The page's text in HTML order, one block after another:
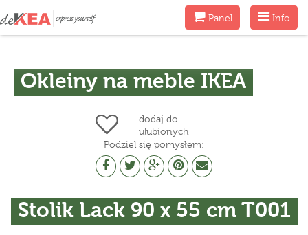
Menu
Info
MenuPanel
Okleiny na meble IKEA
dodaj do
ulubionych
Podziel się pomysłem:
Stolik Lack 90 x 55 cm T001